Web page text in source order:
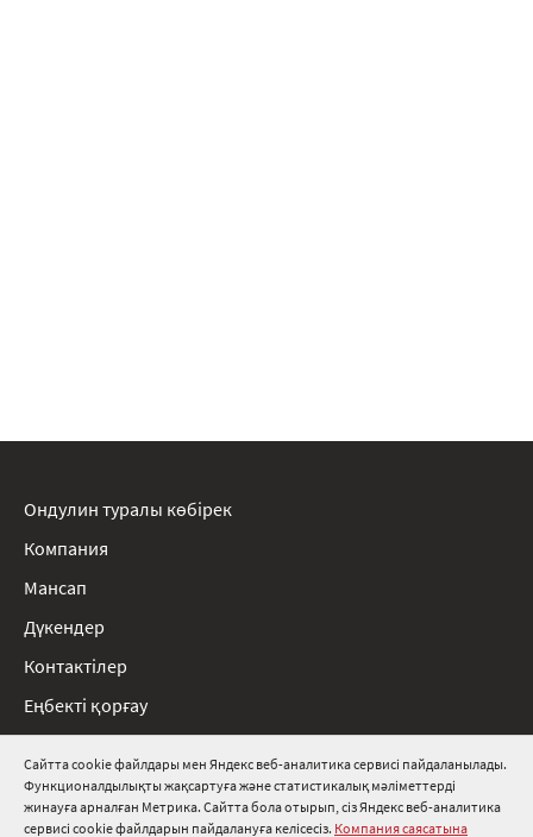
Сайтта cookie файлдары мен Яндекс веб-аналитика сервисі пайдаланылады.
Функционалдылықты жақсартуға және статистикалық мәліметтерді
жинауға арналған Метрика. Сайтта бола отырып, сіз Яндекс веб-аналитика
сервисі cookie файлдарын пайдалануға келісесіз. Компания саясатына
8 800 511 91 82
Ондулин туралы көбірек
Компания
Мансап
Дүкендер
Контактілер
Еңбекті қорғау